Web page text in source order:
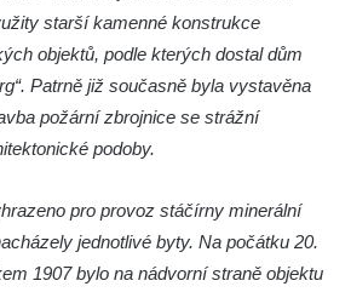
Hřensku
Střelnicí u České
Kamenice
sloupu pod Jehlou v
starší kamenné konstrukce
objektů, podle kterých dostal dům
Patrně již současně byla vystavěna
požární zbrojnice se strážní
podoby.
pro provoz stáčírny minerální
jednotlivé byty. Na počátku 20.
1907 bylo na nádvorní straně objektu